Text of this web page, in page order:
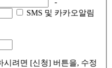
-
SMS 및 카카오알림
시려면 [신청] 버튼을, 수정